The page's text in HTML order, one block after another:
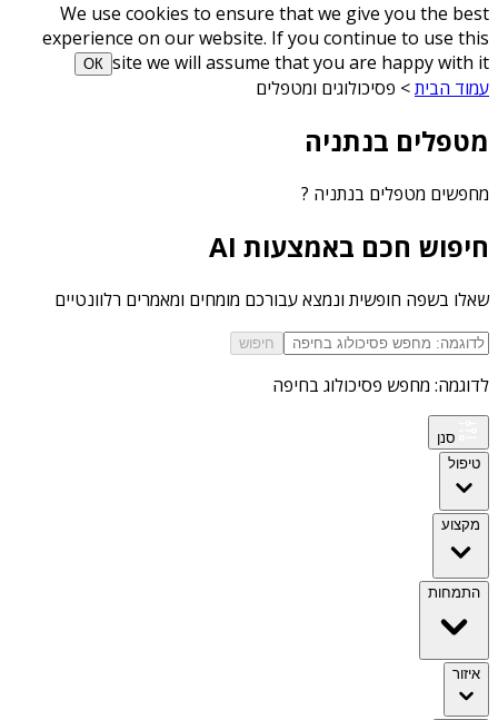
We use cookies to ensure that we give you the best
experience on our website. If you continue to use this
site we will assume that you are happy with it
ОК
עמוד הבית> פסיכולוגים ומטפלים
מטפלים בנתניה
מחפשים מטפלים בנתניה ?
חיפוש חכם באמצעות AI
שאלו בשפה חופשית ונמצא עבורכם מומחים ומאמרים רלוונטיים
חיפוש
לדוגמה: מחפש פסיכולוג בחיפה
סנן
טיפול
מקצוע
התמחות
איזור